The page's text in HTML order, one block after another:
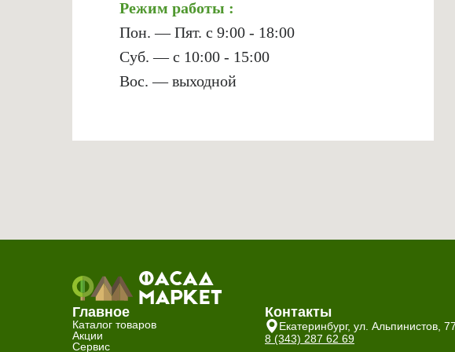
Режим работы :
Пон. — Пят. с 9:00 - 18:00
Суб. — с 10:00 - 15:00
Вос. — выходной
Главное
Каталог товаров
Акции
Сервис
Контакты
Екатеринбург, ул. Альпинистов,
8 (343) 287 62 69